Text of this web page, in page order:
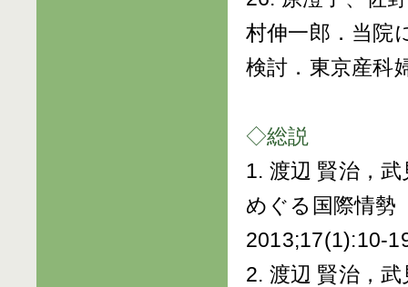
村伸一郎．当院
検討．東京産科
◇総説
1. 渡辺 賢治，
めぐる国際情
2013;17(1):10-
2. 渡辺 賢治，